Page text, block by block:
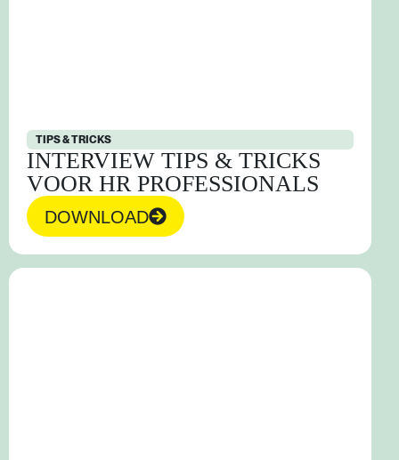
TIPS & TRICKS
INTERVIEW TIPS & TRICKS
VOOR HR PROFESSIONALS
DOWNLOAD